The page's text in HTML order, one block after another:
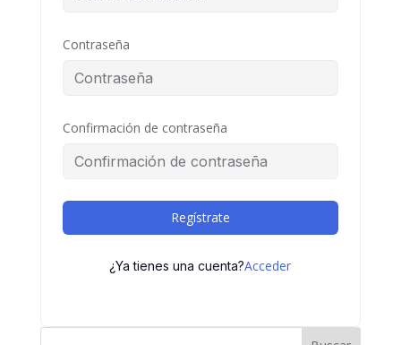
Contraseña
Confirmación de contraseña
Regístrate
¿Ya tienes una cuenta?Acceder